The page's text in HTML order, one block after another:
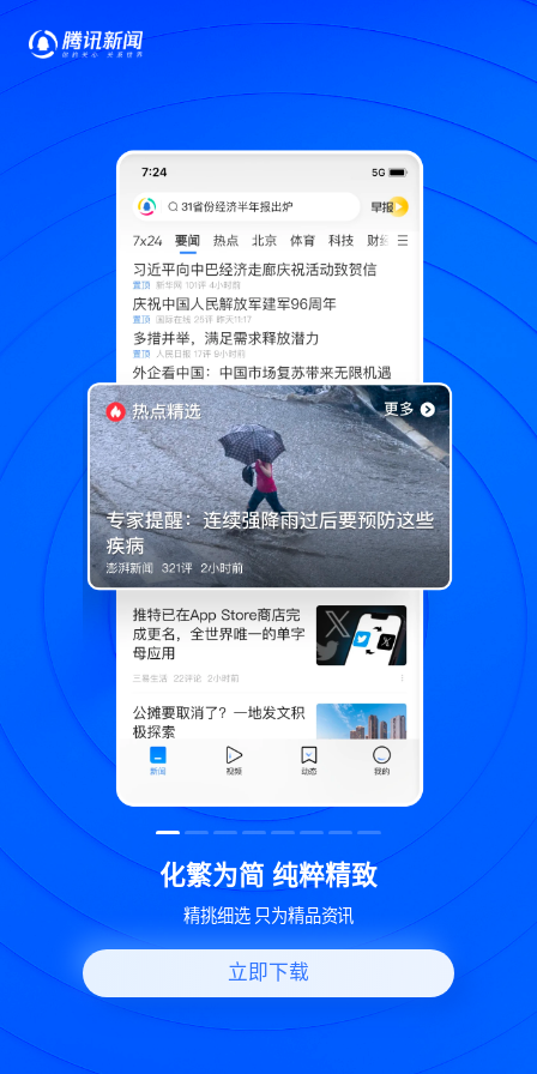
致 世界变化 热问一下
好问题好回答 多元视角看问题
立即下载